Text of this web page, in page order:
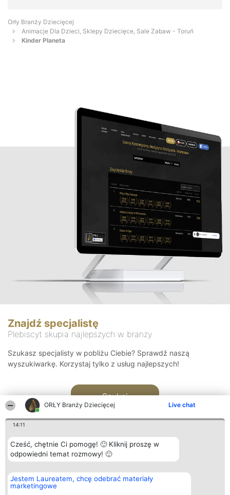
ORŁY Branży Dziecięcej Live chat
14:11
Cześć, chętnie Ci pomogę! 🙂 Kliknij proszę w
odpowiedni temat rozmowy! 🙂
Jestem Laureatem, chcę odebrać materiały
marketingowe
Orły Branży Dziecięcej
Animacje Dla Dzieci, Sklepy Dziecięce, Sale Zabaw - Toruń
Kinder Planeta
Znajdź specjalistę
Plebiscyt skupia najlepszych w branży
Szukasz specjalisty w pobliżu Ciebie? Sprawdź naszą
wyszukiwarkę. Korzystaj tylko z usług najlepszych!
Szukaj
Organizator plebiscytu
Bright Side Solutions sp. z o.
o. sp. k.
Plebiscyt
Laureaci
Kontakt
Kontakt